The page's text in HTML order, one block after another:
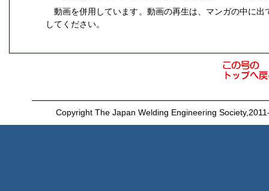
動画を併用しています。動画の再生は、マンガの中に
してください。
Copyright The Japan Welding Engineering